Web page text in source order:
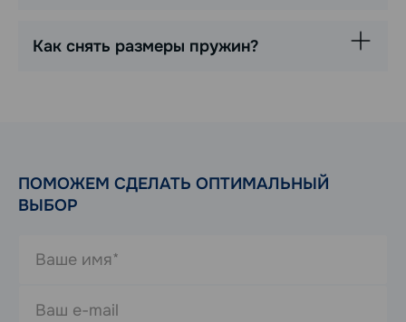
Как снять размеры пружин?
ПОМОЖЕМ СДЕЛАТЬ ОПТИМАЛЬНЫЙ
ВЫБОР